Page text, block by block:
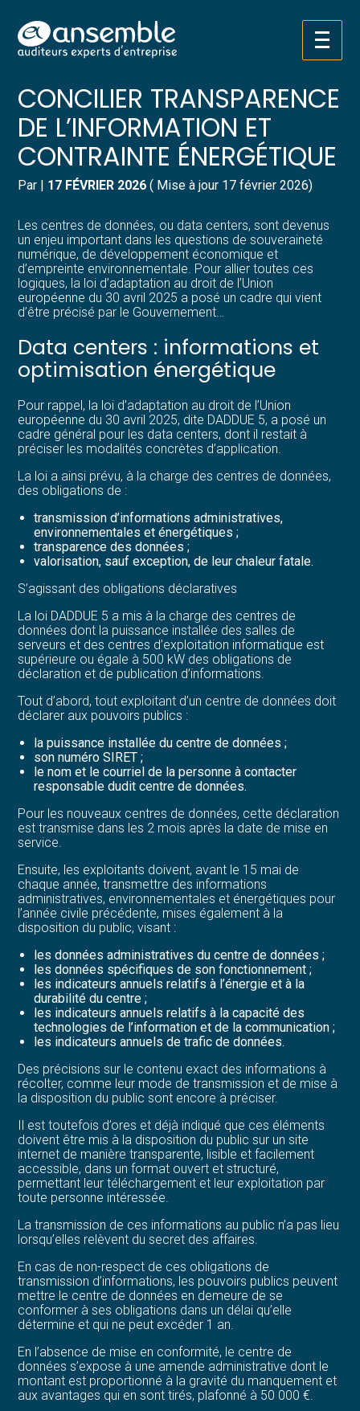
Aller
au
Créer et reprendre une activité
Gérer votre quotidien
Piloter votre entreprise
Développer votre entreprise
Structurer votre croissance
Être prêt pour la facturation
électronique
Pilotez votre gestion
Suivre votre comptabilité
Gérer vos ressources humaines
Dématérialiser vos documents
DATA CENTERS :
CONCILIER TRANSPARENCE
DE L’INFORMATION ET
CONTRAINTE ÉNERGÉTIQUE
Par | 17 FÉVRIER 2026 ( Mise à jour 17 février 2026)
Les centres de données, ou data centers, sont devenus
un enjeu important dans les questions de souveraineté
numérique, de développement économique et
d’empreinte environnementale. Pour allier toutes ces
logiques, la loi d’adaptation au droit de l’Union
européenne du 30 avril 2025 a posé un cadre qui vient
d’être précisé par le Gouvernement…
Data centers : informations et
optimisation énergétique
Pour rappel, la loi d’adaptation au droit de l’Union
européenne du 30 avril 2025, dite DADDUE 5, a posé un
cadre général pour les data centers, dont il restait à
préciser les modalités concrètes d’application.
La loi a ainsi prévu, à la charge des centres de données,
des obligations de :
transmission d’informations administratives,
environnementales et énergétiques ;
transparence des données ;
valorisation, sauf exception, de leur chaleur fatale.
S’agissant des obligations déclaratives
La loi DADDUE 5 a mis à la charge des centres de
données dont la puissance installée des salles de
serveurs et des centres d’exploitation informatique est
supérieure ou égale à 500 kW des obligations de
déclaration et de publication d’informations.
Tout d’abord, tout exploitant d’un centre de données doit
déclarer aux pouvoirs publics :
la puissance installée du centre de données ;
son numéro SIRET ;
le nom et le courriel de la personne à contacter
responsable dudit centre de données.
Pour les nouveaux centres de données, cette déclaration
est transmise dans les 2 mois après la date de mise en
service.
Ensuite, les exploitants doivent, avant le 15 mai de
chaque année, transmettre des informations
administratives, environnementales et énergétiques pour
l’année civile précédente, mises également à la
disposition du public, visant :
les données administratives du centre de données ;
les données spécifiques de son fonctionnement ;
les indicateurs annuels relatifs à l’énergie et à la
durabilité du centre ;
les indicateurs annuels relatifs à la capacité des
technologies de l’information et de la communication ;
les indicateurs annuels de trafic de données.
Des précisions sur le contenu exact des informations à
récolter, comme leur mode de transmission et de mise à
la disposition du public sont encore à préciser.
Il est toutefois d’ores et déjà indiqué que ces éléments
doivent être mis à la disposition du public sur un site
internet de manière transparente, lisible et facilement
accessible, dans un format ouvert et structuré,
permettant leur téléchargement et leur exploitation par
toute personne intéressée.
La transmission de ces informations au public n’a pas lieu
lorsqu’elles relèvent du secret des affaires.
En cas de non-respect de ces obligations de
transmission d’informations, les pouvoirs publics peuvent
mettre le centre de données en demeure de se
conformer à ses obligations dans un délai qu’elle
détermine et qui ne peut excéder 1 an.
En l’absence de mise en conformité, le centre de
données s’expose à une amende administrative dont le
montant est proportionné à la gravité du manquement et
aux avantages qui en sont tirés, plafonné à 50 000 €.